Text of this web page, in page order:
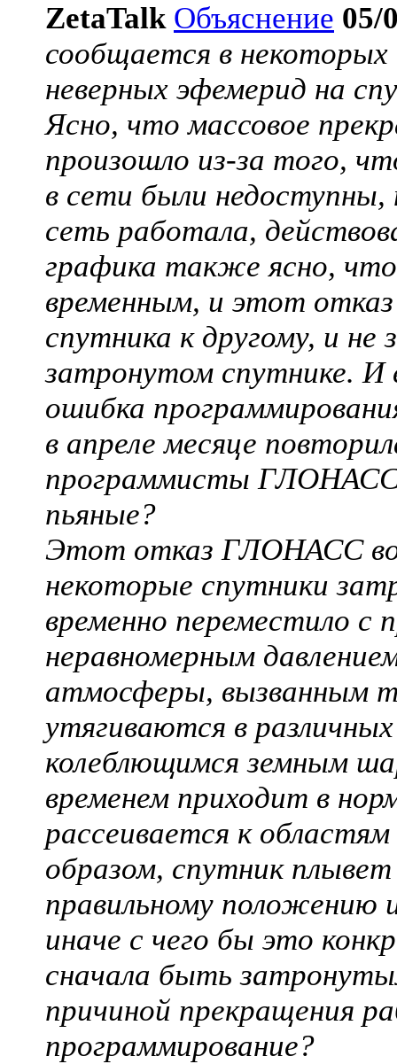
ZetaTalk Объяснение 05/
сообщается в
неверных эфемерид на
Ясно, что массовое
произошло из-за того,
в сети были недоступны,
сеть работала,
графика также ясно,
временным, и этот
спутника к другому, и не
затронутом спутнике. И
ошибка
в апреле месяце
программисты
пьяные?
Этот отказ ГЛОНАСС
некоторые спутники
временно переместило с
неравномерным
атмосферы, вызванным
утягиваются в
колеблющимся земным
временем приходит в
рассеивается к
образом, спутник плывет
правильному положению
иначе с чего бы это
сначала быть
причиной прекращения
программирование?